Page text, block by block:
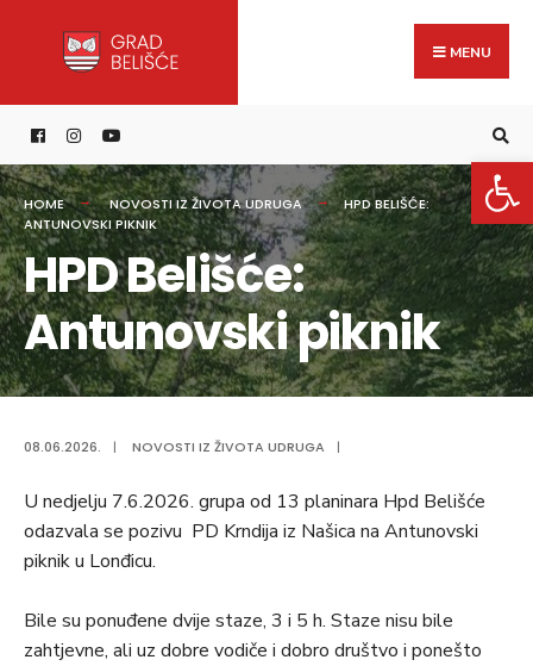
content
MENU
HOME NOVOSTI IZ ŽIVOTA UDRUGA
HPD BELIŠĆE:
ANTUNOVSKI PIKNIK
HPD Belišće:
Antunovski piknik
08.06.2026. | NOVOSTI IZ ŽIVOTA UDRUGA |
U nedjelju 7.6.2026. grupa od 13 planinara Hpd Belišće
odazvala se pozivu PD Krndija iz Našica na Antunovski
piknik u Lonđicu.
Bile su ponuđene dvije staze, 3 i 5 h. Staze nisu bile
zahtjevne, ali uz dobre vodiče i dobro društvo i ponešto
for: